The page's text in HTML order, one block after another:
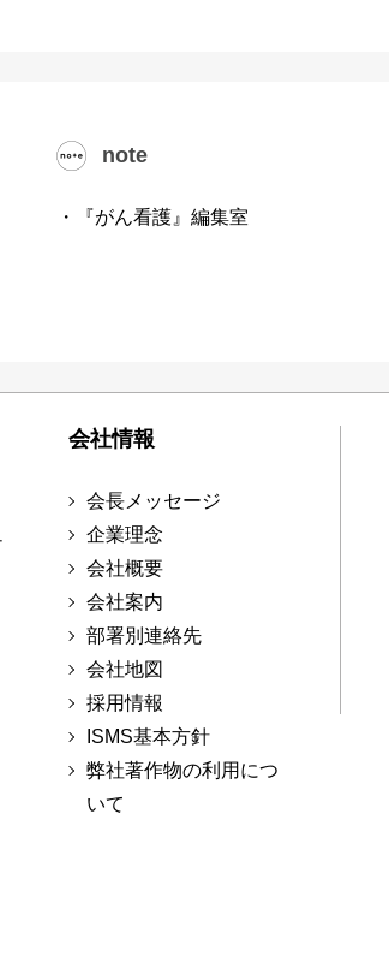
note
・『がん看護』編集室
会社情報
会長メッセージ
企業理念
会社概要
会社案内
部署別連絡先
会社地図
採用情報
ISMS基本方針
弊社著作物の利用につ
いて